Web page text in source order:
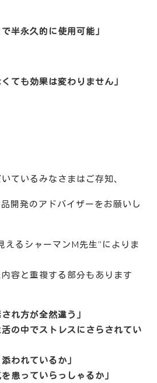
半永久的に使用可能」
ても効果は変わりません」
ているみなさまはご存知、
開発のアドバイザーをお願いし
えるシャーマンM先生”によりま
容と重複する部分もあります
れ方が全然違う」
活の中でストレスにさらされてい
われているか」
患っていらっしゃるか」